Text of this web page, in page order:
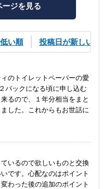
ジを見る
い順 投稿日が新しい順
のトイレットペーパーの愛
パックになる頃に申し込む
るので、１年分相当をまと
した。これからもお世話に
いるので欲しいものと交換
です。心配なのはポイント
わった後の追加のポイント